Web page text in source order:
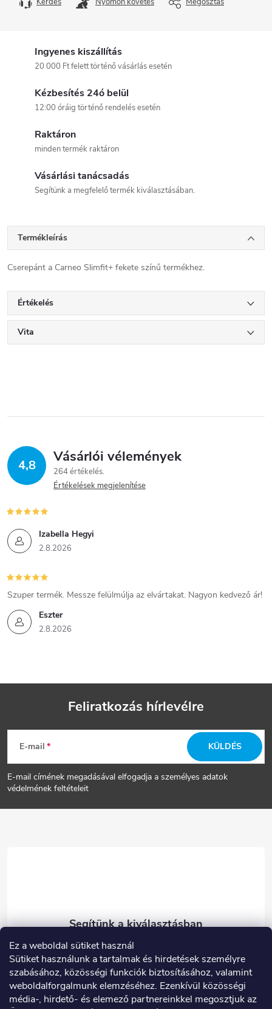
Ez a weboldal sütiket használ
Sütiket használunk a tartalmak és hirdetések személyre
szabásához, közösségi funkciók biztosításához, valamint
weboldalforgalmunk elemzéséhez. Ezenkívül közösségi
média-, hirdető- és elemező partnereinkkel megosztjuk az
Ingyenes kiszállítás
20 000 Ft felett történő vásárlás esetén
Kézbesítés 24ó belül
12:00 óráig történő rendelés esetén
Raktáron
minden termék raktáron
Vásárlási tanácsadás
Segítünk a megfelelő termék kiválasztásában.
Termékleírás
Cserepánt a Carneo Slimfit+ fekete színű termékhez.
Értékelés
Vita
4,8 Vásárlói vélemények
264 értékelés
Értékelések megjelenítése
Izabella Hegyi
2.8.2026
Eszter
2.8.2026
Szuper termék. Messze felülmúlja az elvártakat. Nagyon kedvező ár!
L
á
b
Feliratkozás hírlevélre
E-mail
E-mail címének megadásával elfogadja a személyes adatok
védelmének feltételeit
KÜLDÉS
eshop
003614900180
Facebook